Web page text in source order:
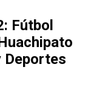
Fútbol
Deportes